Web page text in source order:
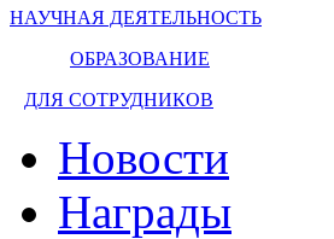
НАУЧНАЯ ДЕЯТЕЛЬНОСТЬ
ОБРАЗОВАНИЕ
ДЛЯ СОТРУДНИКОВ
Новости
Награды